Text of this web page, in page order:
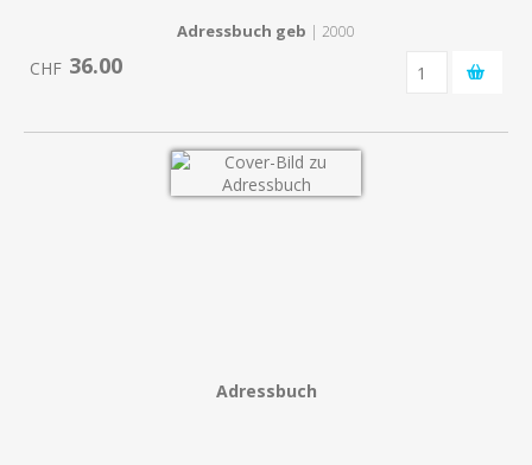
Adressbuch geb | 2000
CHF 36.00
Adressbuch